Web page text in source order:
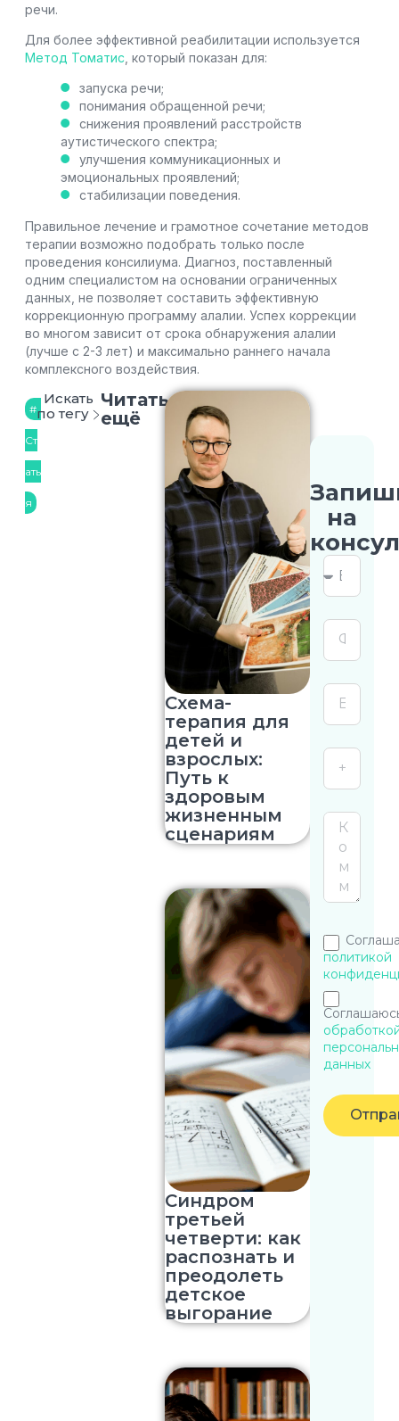
речи.
Для более эффективной реабилитации используется
Метод Томатис , который показан для:
запуска речи;
понимания обращенной речи;
снижения проявлений расстройств
аутистического спектра;
улучшения коммуникационных и
эмоциональных проявлений;
стабилизации поведения.
Правильное лечение и грамотное сочетание методов
терапии возможно подобрать только после
проведения консилиума. Диагноз, поставленный
одним специалистом на основании ограниченных
данных, не позволяет составить эффективную
коррекционную программу алалии. Успех коррекции
во многом зависит от срока обнаружения алалии
(лучше с 2-3 лет) и максимально раннего начала
комплексного воздействия.
Ст
ать
я
Искать
по тегу
Читать
ещё
Схема-
терапия для
детей и
взрослых:
Путь к
здоровым
жизненным
сценариям
Синдром
третьей
четверти: как
распознать и
преодолеть
детское
выгорание
на
политикой
данных